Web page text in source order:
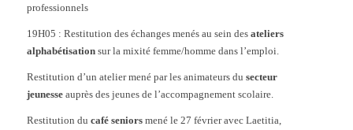
professionnels
19H05 : Restitution des échanges menés au sein des ateliers
alphabétisationsur la mixité femme/homme dans l’emploi.
Restitution d’un atelier mené par les animateurs du secteur
jeunesseauprès des jeunes de l’accompagnement scolaire.
Restitution du café seniorsmené le 27 février avec Laetitia,